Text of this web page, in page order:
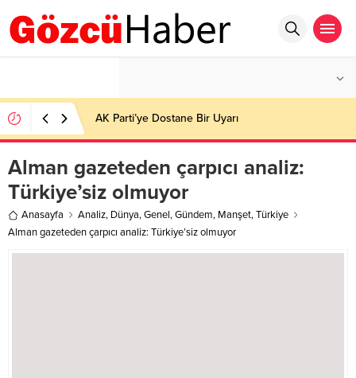
AK Parti’ye Dostane Bir Uyarı
Alman gazeteden çarpıcı analiz:
Türkiye’siz olmuyor
Anasayfa Analiz, Dünya,Genel,Gündem, Manşet,Türkiye
Alman gazeteden çarpıcı analiz: Türkiye’siz olmuyor